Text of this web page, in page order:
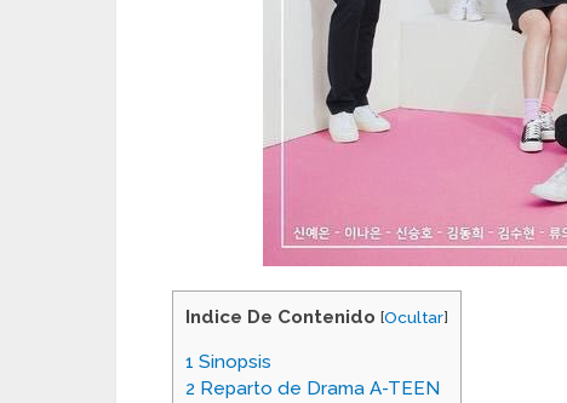
Indice De Contenido [Ocultar]
1 Sinopsis
2 Reparto de Drama A-TEEN